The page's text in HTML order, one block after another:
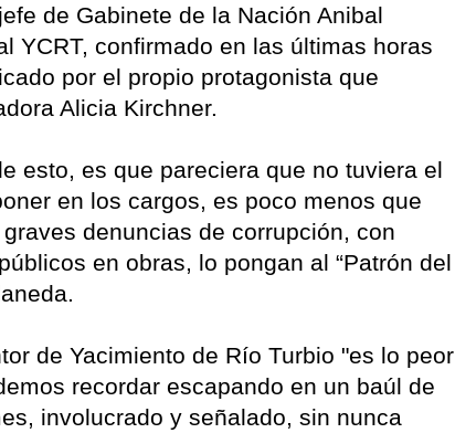
de Gabinete de la Nación Anibal
YCRT, confirmado en las últimas horas
por el propio protagonista que
Alicia Kirchner.
esto, es que pareciera que no tuviera el
en los cargos, es poco menos que
denuncias de corrupción, con
en obras, lo pongan al “Patrón del
de Yacimiento de Río Turbio "es lo peor
recordar escapando en un baúl de
involucrado y señalado, sin nunca